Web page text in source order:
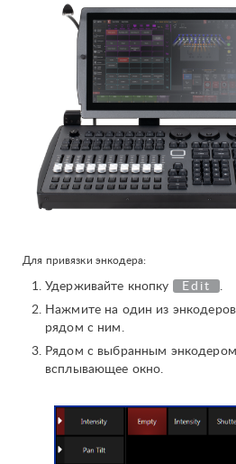
Для привязки энкодера:
Удерживайте кнопку Edit
Нажмите на один из
рядом с ним.
Рядом с выбранным энкодером
всплывающее окно.